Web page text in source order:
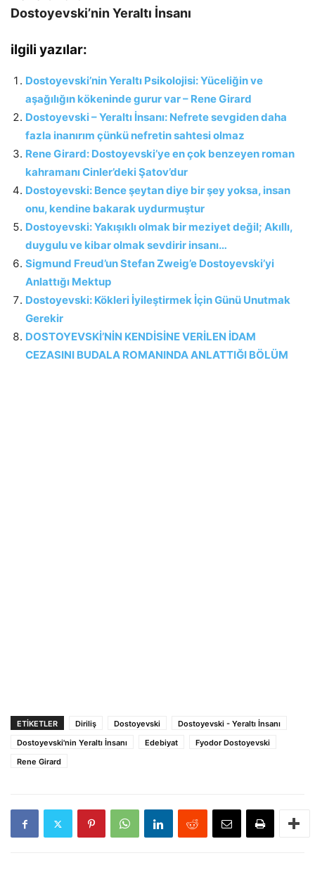
Dostoyevski’nin Yeraltı İnsanı
ilgili yazılar:
Dostoyevski’nin Yeraltı Psikolojisi: Yüceliğin ve
aşağılığın kökeninde gurur var – Rene Girard
Dostoyevski – Yeraltı İnsanı: Nefrete sevgiden daha
fazla inanırım çünkü nefretin sahtesi olmaz
Rene Girard: Dostoyevski’ye en çok benzeyen roman
kahramanı Cinler’deki Şatov’dur
Dostoyevski: Bence şeytan diye bir şey yoksa, insan
onu, kendine bakarak uydurmuştur
Dostoyevski: Yakışıklı olmak bir meziyet değil; Akıllı,
duygulu ve kibar olmak sevdirir insanı…
Sigmund Freud’un Stefan Zweig’e Dostoyevski’yi
Anlattığı Mektup
Dostoyevski: Kökleri İyileştirmek İçin Günü Unutmak
Gerekir
DOSTOYEVSKİ’NİN KENDİSİNE VERİLEN İDAM
CEZASINI BUDALA ROMANINDA ANLATTIĞI BÖLÜM
ETIKETLER Diriliş Dostoyevski
Dostoyevski - Yeraltı İnsanı
Dostoyevski'nin Yeraltı İnsanı
Edebiyat
Fyodor Dostoyevski
Rene Girard